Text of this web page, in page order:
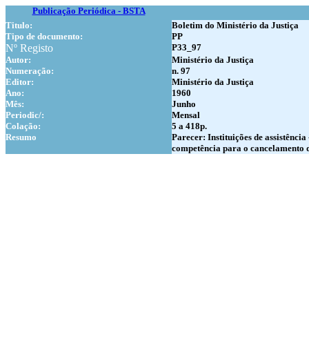
Publicação Periódica - BSTA
Titulo:
Boletim do Ministério da Justiça
Tipo de documento:
PP
Nº Registo
P33_97
Autor:
Ministério da Justiça
Numeração:
n. 97
Editor:
Ministério da Justiça
Ano:
1960
Mês:
Junho
Periodic/:
Mensal
Colação:
5 a 418p.
Resumo
Parecer: Instituições de
competência para o cancelamento